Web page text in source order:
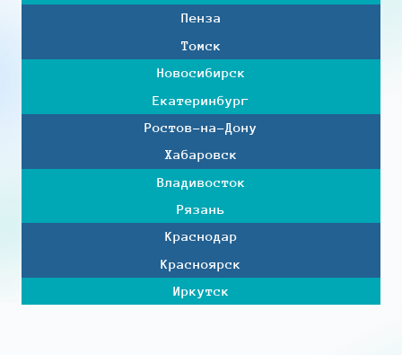
Пенза
Томск
Новосибирск
Екатеринбург
Ростов-на-Дону
Хабаровск
Владивосток
Рязань
Краснодар
Красноярск
Иркутск